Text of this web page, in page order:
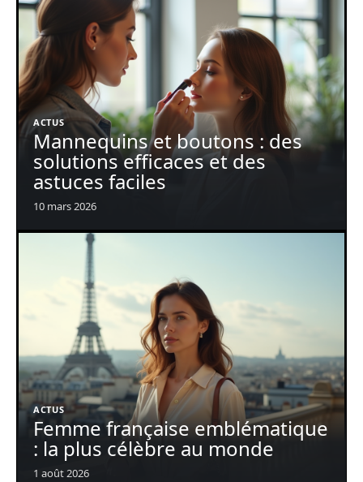
ACTUS
Mannequins et boutons : des
solutions efficaces et des
astuces faciles
10 mars 2026
ACTUS
Femme française emblématique
: la plus célèbre au monde
1 août 2026